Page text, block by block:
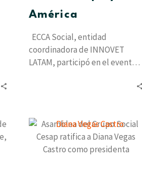
América
ECCA Social, entidad
coordinadora de INNOVET
LATAM, participó en el evento
celebrado en Guatemala del 13
Asamblea
del
Grupo